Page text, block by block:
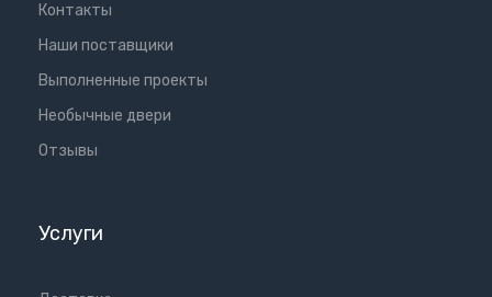
Контакты
Наши поставщики
Выполненные проекты
Необычные двери
Отзывы
Услуги